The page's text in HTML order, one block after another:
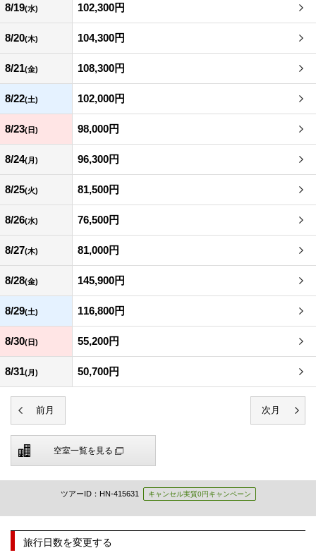
8/19(水) 102,300円
8/20(木) 104,300円
8/21(金) 108,300円
8/22(土) 102,000円
8/23(日) 98,000円
8/24(月) 96,300円
8/25(火) 81,500円
8/26(水) 76,500円
8/27(木) 81,000円
8/28(金) 145,900円
8/29(土) 116,800円
8/30(日) 55,200円
8/31(月) 50,700円
空室一覧を見る
ツアーID：HN-415631 キャンセル実質0円キャンペーン
旅行日数を変更する